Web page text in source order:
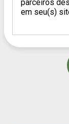
parceiros
em seu(s)